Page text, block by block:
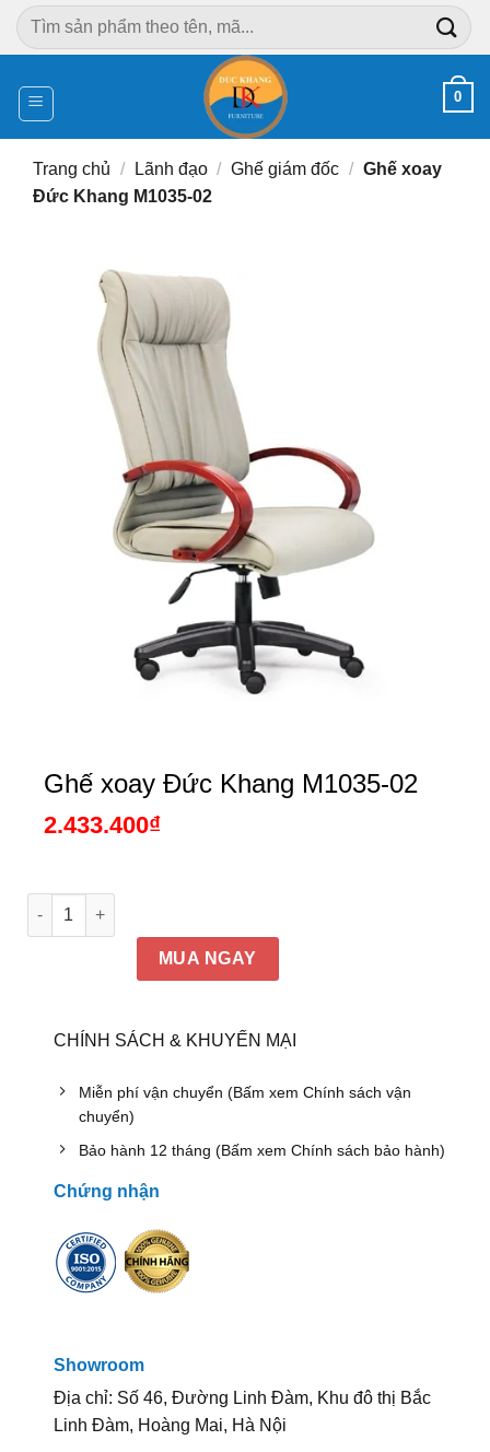
Chuyển
đến
dung
Tìm
kiếm:
0
Trang chủ / Lãnh đạo / Ghế giám đốc / Ghế xoay
Đức Khang M1035-02
Ghế xoay Đức Khang M1035-02
2.433.400₫
Ghế xoay Đức Khang M1035-02 số lượng
MUA NGAY
CHÍNH SÁCH & KHUYẾN MẠI
Miễn phí vận chuyển (Bấm xem Chính sách vận
chuyển)
Bảo hành 12 tháng (Bấm xem Chính sách bảo hành)
Chứng nhận
Showroom
Địa chỉ: Số 46, Đường Linh Đàm, Khu đô thị Bắc
Linh Đàm, Hoàng Mai, Hà Nội